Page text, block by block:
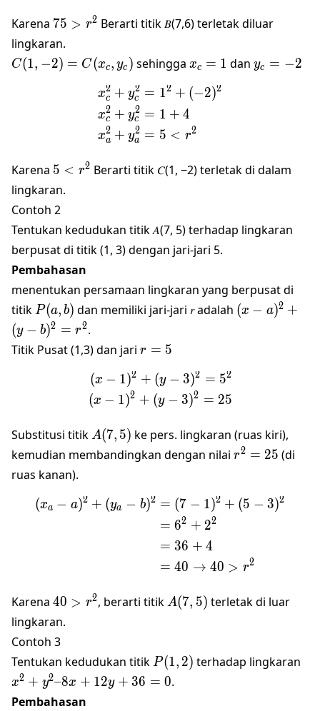
Karena 75>r^2
75 > r2 Berarti titik 𝐵(7,6) terletak diluar
lingkaran.
𝐶(1,−2)=𝐶(𝑥_𝑐,
C(1, −2) = C(xc, yc ) sehingga 𝑥_𝑐=1
xc = 1 dan𝑦_𝑐=−2
yc = −2
\begin{align*}
xc
2 + yc
2
xc
2 + yc
2
xa
2 + ya
2
= 12 + (−2)2
= 1 + 4
= 5 < r2
Karena 5<r^2
5 < r2 Berarti titik 𝐶(1, −2) terletak di dalam
lingkaran.
Contoh 2
Tentukan kedudukan titik 𝐴(7, 5) terhadap lingkaran
berpusat di titik (1, 3) dengan jari-jari 5.
Pembahasan
menentukan persamaan lingkaran yang berpusat di
titik 𝑃(𝑎,
𝑏)
P(a, b) dan memiliki jari-jari 𝑟 adalah (𝑥−𝑎)^2+
(x − a)2 +
(y − b)2 = r2.
Titik Pusat (1,3) dan jari 𝑟=5
r = 5
\begin{align*}
(x − 1)2 + (y − 3)2 = 52
(x − 1)2 + (y − 3)2 = 25
Substitusi titik 𝐴(7,5)
A(7, 5) ke pers. lingkaran (ruas kiri),
kemudian membandingkan dengan nilai 𝑟^2=25
r2 = 25 (di
ruas kanan).
\begin{align*}
(xa − a)2 + (ya − b)2 = (7 − 1)2 + (5 − 3)2
= 62 + 22
= 36 + 4
= 40 → 40 > r2
Karena 40>r^2
40 > r2, berarti titik𝐴(7,5)
A(7, 5) terletak di luar
lingkaran.
Contoh 3
Tentukan kedudukan titik 𝑃(1,2)
P(1, 2) terhadap lingkaran
x2 + y2–8x + 12y + 36 = 0.
Pembahasan